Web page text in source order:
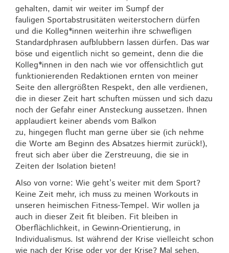
gehalten, damit wir weiter im Sumpf der
fauligen Sportabstrusitäten weiterstochern dürfen
und die Kolleg*innen weiterhin ihre schwefligen
Standardphrasen aufblubbern lassen dürfen. Das war
böse und eigentlich nicht so gemeint, denn die die
Kolleg*innen in den nach wie vor offensichtlich gut
funktionierenden Redaktionen ernten von meiner
Seite den allergrößten Respekt, den alle verdienen,
die in dieser Zeit hart schuften müssen und sich dazu
noch der Gefahr einer Ansteckung aussetzen. Ihnen
applaudiert keiner abends vom Balkon
zu, hingegen flucht man gerne über sie (ich nehme
die Worte am Beginn des Absatzes hiermit zurück!),
freut sich aber über die Zerstreuung, die sie in
Zeiten der Isolation bieten!
Also von vorne: Wie geht’s weiter mit dem Sport?
Keine Zeit mehr, ich muss zu meinen Workouts in
unseren heimischen Fitness-Tempel. Wir wollen ja
auch in dieser Zeit fit bleiben. Fit bleiben in
Oberflächlichkeit, in Gewinn-Orientierung, in
Individualismus. Ist während der Krise vielleicht schon